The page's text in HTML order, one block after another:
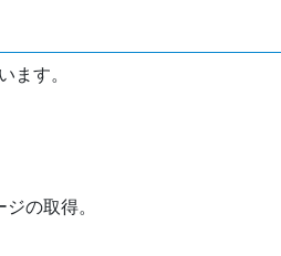
ます。
の取得。